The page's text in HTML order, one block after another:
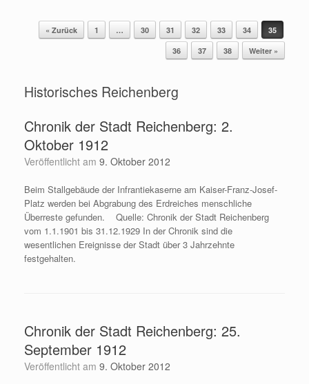
Beitragsnavigation
« Zurück 1 … 30 31 32 33 34
35
36
37 38 Weiter »
Historisches Reichenberg
Chronik der Stadt Reichenberg: 2.
Oktober 1912
Veröffentlicht am 9. Oktober 2012
Beim Stallgebäude der Infrantiekaserne am Kaiser-Franz-Josef-
Platz werden bei Abgrabung des Erdreiches menschliche
Überreste gefunden. Quelle: Chronik der Stadt Reichenberg
vom 1.1.1901 bis 31.12.1929 In der Chronik sind die
wesentlichen Ereignisse der Stadt über 3 Jahrzehnte
festgehalten.
Chronik der Stadt Reichenberg: 25.
September 1912
Veröffentlicht am 9. Oktober 2012